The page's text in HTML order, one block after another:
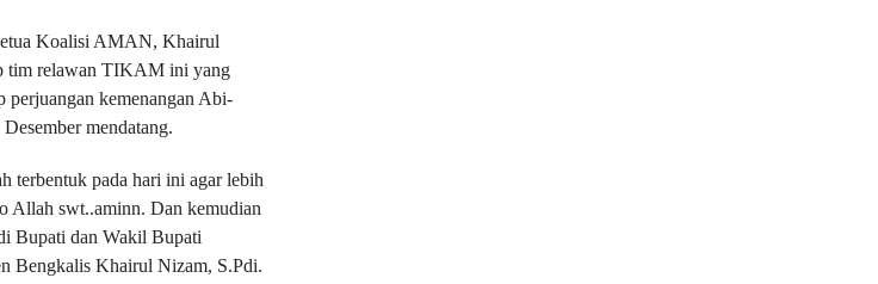
Koalisi AMAN, Khairul
tim relawan TIKAM ini yang
perjuangan kemenangan Abi-
mendatang.
terbentuk pada hari ini agar lebih
Allah swt..aminn. Dan kemudian
Bupati dan Wakil Bupati
Bengkalis Khairul Nizam, S.Pdi.